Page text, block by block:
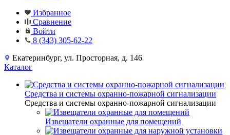
Избранное
Сравнение
Войти
8 (343) 305-62-22
Екатеринбург, ул. Просторная, д. 146
Каталог
Средства и системы охранно-пожарной сигнализации
Средства и системы охранно-пожарной сигнализации
Извещатели охранные для помещений